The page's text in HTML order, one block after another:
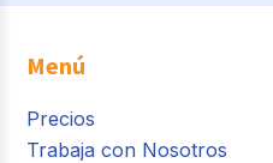
Menú
Precios
Trabaja con Nosotros